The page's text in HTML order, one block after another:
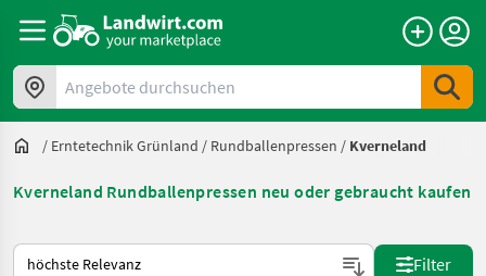
Angebote durchsuchen
/ Erntetechnik Grünland / Rundballenpressen / Kverneland
Kverneland Rundballenpressen neu oder gebraucht kaufen
So wird auf Landwirt.com sortiert
Filter